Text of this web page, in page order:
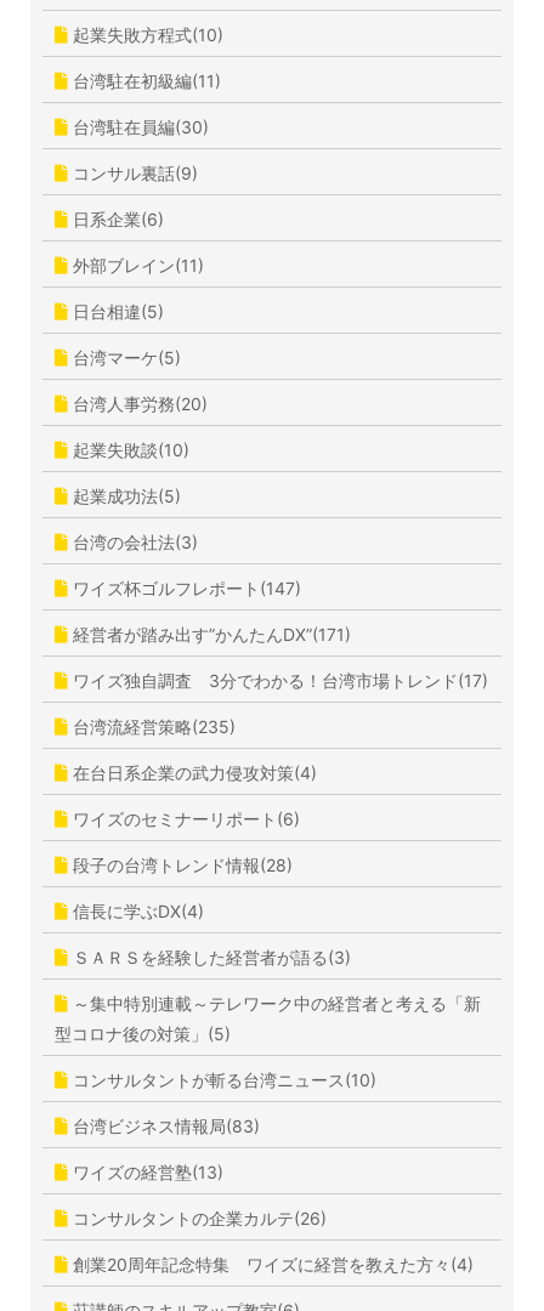
起業失敗方程式(10)
台湾駐在初級編(11)
台湾駐在員編(30)
コンサル裏話(9)
日系企業(6)
外部ブレイン(11)
日台相違(5)
台湾マーケ(5)
台湾人事労務(20)
起業失敗談(10)
起業成功法(5)
台湾の会社法(3)
ワイズ杯ゴルフレポート(147)
経営者が踏み出す”かんたんDX”(171)
ワイズ独自調査 3分でわかる！台湾市場トレンド(17)
台湾流経営策略(235)
在台日系企業の武力侵攻対策(4)
ワイズのセミナーリポート(6)
段子の台湾トレンド情報(28)
信長に学ぶDX(4)
ＳＡＲＳを経験した経営者が語る(3)
～集中特別連載～テレワーク中の経営者と考える「新
型コロナ後の対策」(5)
コンサルタントが斬る台湾ニュース(10)
台湾ビジネス情報局(83)
ワイズの経営塾(13)
コンサルタントの企業カルテ(26)
創業20周年記念特集 ワイズに経営を教えた方々(4)